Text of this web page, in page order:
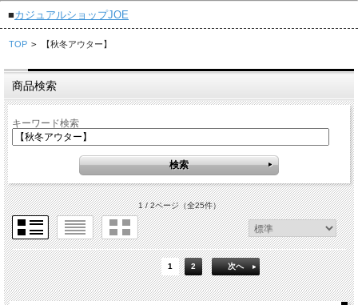
■カジュアルショップJOE
TOP > 【秋冬アウター】
商品検索
キーワード検索
1 / 2ページ（全25件）
1 2 次へ